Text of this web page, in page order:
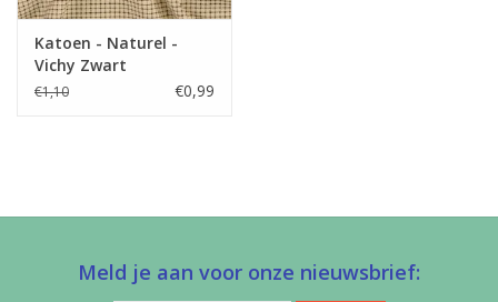
Katoen - Naturel -
Vichy Zwart
€1,10 €0,99
Meld je aan voor onze nieuwsbrief: